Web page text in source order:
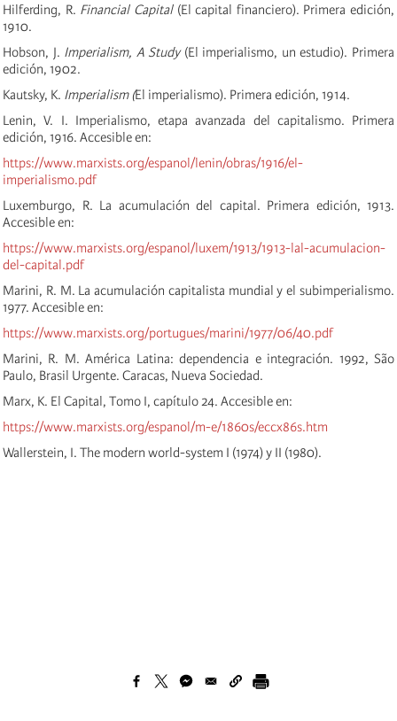
Hilferding, R. Financial Capital(El capital financiero). Primera edición,
1910.
Hobson, J. Imperialism, A Study(El imperialismo, un estudio). Primera
edición, 1902.
Kautsky, K. Imperialism (El imperialismo). Primera edición, 1914.
Lenin, V. I. Imperialismo, etapa avanzada del capitalismo. Primera
edición, 1916. Accesible en:
https://www.marxists.org/espanol/lenin/obras/1916/el-
imperialismo.pdf
Luxemburgo, R. La acumulación del capital. Primera edición, 1913.
Accesible en:
https://www.marxists.org/espanol/luxem/1913/1913-lal-acumulacion-
del-capital.pdf
Marini, R. M. La acumulación capitalista mundial y el subimperialismo.
1977. Accesible en:
https://www.marxists.org/portugues/marini/1977/06/40.pdf
Marini, R. M. América Latina: dependencia e integración. 1992, São
Paulo, Brasil Urgente. Caracas, Nueva Sociedad.
Marx, K. El Capital, Tomo I, capítulo 24. Accesible en:
https://www.marxists.org/espanol/m-e/1860s/eccx86s.htm
Wallerstein, I. The modern world-system I (1974) y II (1980).